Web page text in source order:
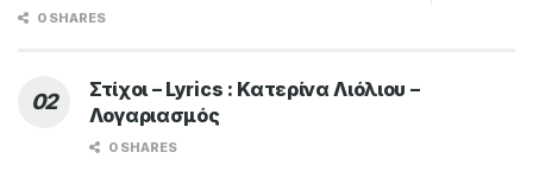
0 SHARES
Στίχοι – Lyrics : Κατερίνα Λιόλιου –
Λογαριασμός
0 SHARES